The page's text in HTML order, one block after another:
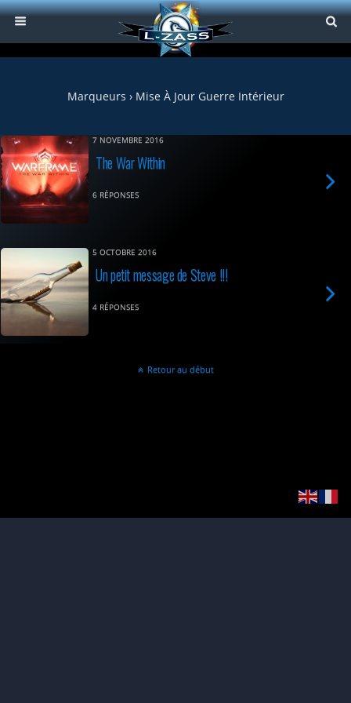
Marqueurs › Mise À Jour Guerre Intérieur
7 NOVEMBRE 2016
The War Within
6 RÉPONSES
5 OCTOBRE 2016
Un petit message de Steve !!!
4 RÉPONSES
Retour au début